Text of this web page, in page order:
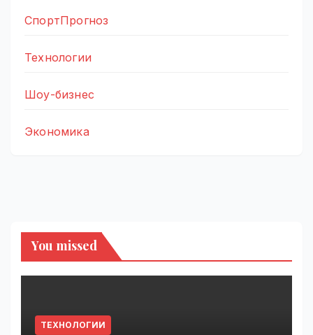
СпортПрогноз
Технологии
Шоу-бизнес
Экономика
You missed
ТЕХНОЛОГИИ